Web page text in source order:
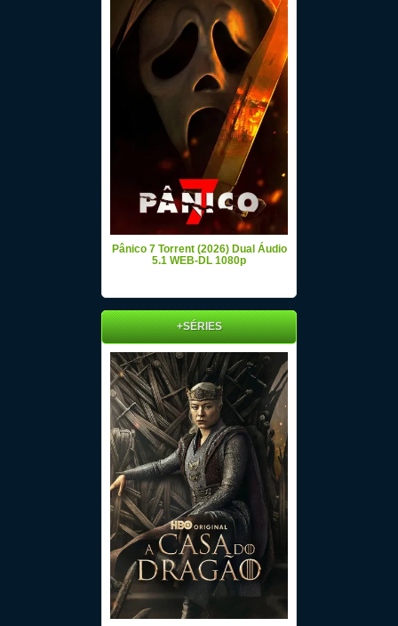
Pânico 7 Torrent (2026) Dual Áudio
5.1 WEB-DL 1080p
+SÉRIES